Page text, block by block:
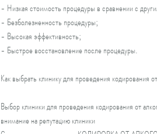
- Низкая стоимость процедуры в сравнении с
- Безболезненность процедуры;
- Высокая эффективность;
- Быстрое восстановление после процедуры.
Как выбрать клинику для проведения кодирования
Выбор клиники для проведения кодирования от
внимание на репутацию клиники